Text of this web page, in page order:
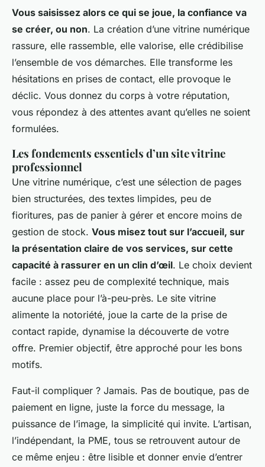
Vous saisissez alors ce qui se joue, la confiance va
se créer, ou non. La création d’une vitrine numérique
rassure, elle rassemble, elle valorise, elle crédibilise
l’ensemble de vos démarches. Elle transforme les
hésitations en prises de contact, elle provoque le
déclic. Vous donnez du corps à votre réputation,
vous répondez à des attentes avant qu’elles ne soient
formulées.
Les fondements essentiels d’un site vitrine
professionnel
Une vitrine numérique, c’est une sélection de pages
bien structurées, des textes limpides, peu de
fioritures, pas de panier à gérer et encore moins de
gestion de stock. Vous misez tout sur l’accueil, sur
la présentation claire de vos services, sur cette
capacité à rassurer en un clin d’œil. Le choix devient
facile : assez peu de complexité technique, mais
aucune place pour l’à-peu-près. Le site vitrine
alimente la notoriété, joue la carte de la prise de
contact rapide, dynamise la découverte de votre
offre. Premier objectif, être approché pour les bons
motifs.
Faut-il compliquer ? Jamais. Pas de boutique, pas de
paiement en ligne, juste la force du message, la
puissance de l’image, la simplicité qui invite. L’artisan,
l’indépendant, la PME, tous se retrouvent autour de
ce même enjeu : être lisible et donner envie d’entrer